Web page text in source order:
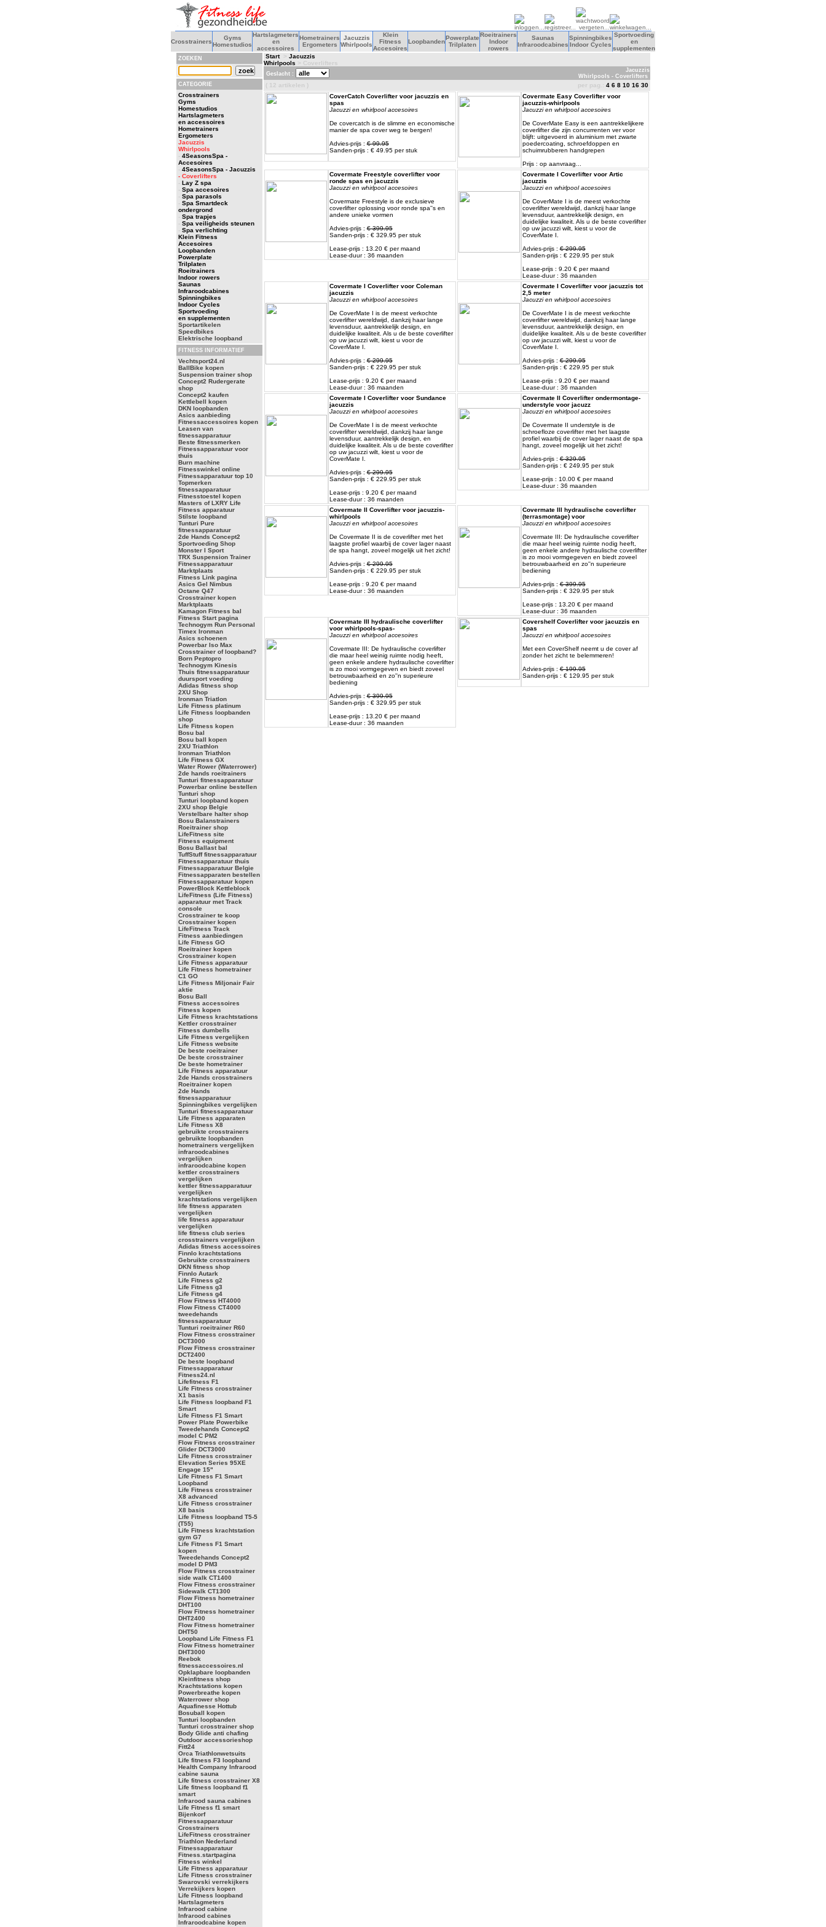
Crosstrainers
Gyms
Homestudios
Hartslagmeters
en
accessoires
Hometrainers
Ergometers
Jacuzzis
Whirlpools
Klein
Fitness
Accesoires
Loopbanden
Powerplate
Trilplaten
Roeitrainers
Indoor
rowers
Saunas
Infraroodcabines
Spinningbikes
Indoor Cycles
Sportvoeding
en
supplementen
ZOEKEN
CATEGORIE
Crosstrainers
Gyms
Homestudios
Hartslagmeters
en accessoires
Hometrainers
Ergometers
Jacuzzis
Whirlpools
- 4SeasonsSpa -
Accesoires
- 4SeasonsSpa - Jacuzzis
- Coverlifters
- Lay Z spa
- Spa accesoires
- Spa parasols
- Spa Smartdeck
ondergrond
- Spa trapjes
- Spa veiligheids steunen
- Spa verlichting
Klein Fitness
Accesoires
Loopbanden
Powerplate
Trilplaten
Roeitrainers
Indoor rowers
Saunas
Infraroodcabines
Spinningbikes
Indoor Cycles
Sportvoeding
en supplementen
Sportartikelen
Speedbikes
Elektrische loopband
FITNESS INFORMATIEF
Vechtsport24.nl
BallBike kopen
Suspension trainer shop
Concept2 Rudergerate
shop
Concept2 kaufen
Kettlebell kopen
DKN loopbanden
Asics aanbieding
Fitnessaccessoires kopen
Leasen van
fitnessapparatuur
Beste fitnessmerken
Fitnessapparatuur voor
thuis
Burn machine
Fitnesswinkel online
Fitnessapparatuur top 10
Topmerken
fitnessapparatuur
Fitnesstoestel kopen
Masters of LXRY Life
Fitness apparatuur
Stilste loopband
Tunturi Pure
fitnessapparatuur
2de Hands Concept2
Sportvoeding Shop
Monster I Sport
TRX Suspension Trainer
Fitnessapparatuur
Marktplaats
Fitness Link pagina
Asics Gel Nimbus
Octane Q47
Crosstrainer kopen
Marktplaats
Kamagon Fitness bal
Fitness Start pagina
Technogym Run Personal
Timex Ironman
Asics schoenen
Powerbar Iso Max
Crosstrainer of loopband?
Born Peptopro
Technogym Kinesis
Thuis fitnessapparatuur
duursport voeding
Adidas fitness shop
2XU Shop
Ironman Triatlon
Life Fitness platinum
Life Fitness loopbanden
shop
Life Fitness kopen
Bosu bal
Bosu ball kopen
2XU Triathlon
Ironman Triathlon
Life Fitness GX
Water Rower (Waterrower)
2de hands roeitrainers
Tunturi fitnessapparatuur
Powerbar online bestellen
Tunturi shop
Tunturi loopband kopen
2XU shop Belgie
Verstelbare halter shop
Bosu Balanstrainers
Roeitrainer shop
LifeFitness site
Fitness equipment
Bosu Ballast bal
TuffStuff fitnessapparatuur
Fitnessapparatuur thuis
Fitnessapparatuur Belgie
Fitnessapparaten bestellen
Fitnessapparatuur kopen
PowerBlock Kettleblock
LifeFitness (Life Fitness)
apparatuur met Track
console
Crosstrainer te koop
Crosstrainer kopen
LifeFitness Track
Fitness aanbiedingen
Life Fitness GO
Roeitrainer kopen
Crosstrainer kopen
Life Fitness apparatuur
Life Fitness hometrainer
C1 GO
Life Fitness Miljonair Fair
aktie
Bosu Ball
Fitness accessoires
Fitness kopen
Life Fitness krachtstations
Kettler crosstrainer
Fitness dumbells
Life Fitness vergelijken
Life Fitness website
De beste roeitrainer
De beste crosstrainer
De beste hometrainer
Life Fitness apparatuur
2de Hands crosstrainers
Roeitrainer kopen
2de Hands
fitnessapparatuur
Spinningbikes vergelijken
Tunturi fitnessapparatuur
Life Fitness apparaten
Life Fitness X8
gebruikte crosstrainers
gebruikte loopbanden
hometrainers vergelijken
infraroodcabines
vergelijken
infraroodcabine kopen
kettler crosstrainers
vergelijken
kettler fitnessapparatuur
vergelijken
krachtstations vergelijken
life fitness apparaten
vergelijken
life fitness apparatuur
vergelijken
life fitness club series
crosstrainers vergelijken
Adidas fitness accessoires
Finnlo krachtstations
Gebruikte crosstrainers
DKN fitness shop
Finnlo Autark
Life Fitness g2
Life Fitness g3
Life Fitness g4
Flow Fitness HT4000
Flow Fitness CT4000
tweedehands
fitnessapparatuur
Tunturi roeitrainer R60
Flow Fitness crosstrainer
DCT3000
Flow Fitness crosstrainer
DCT2400
De beste loopband
Fitnessapparatuur
Fitness24.nl
Lifefitness F1
Life Fitness crosstrainer
X1 basis
Life Fitness loopband F1
Smart
Life Fitness F1 Smart
Power Plate Powerbike
Tweedehands Concept2
model C PM2
Flow Fitness crosstrainer
Glider DCT3000
Life Fitness crosstrainer
Elevation Series 95XE
Engage 15"
Life Fitness F1 Smart
Loopband
Life Fitness crosstrainer
X8 advanced
Life Fitness crosstrainer
X8 basis
Life Fitness loopband T5-5
(T55)
Life Fitness krachtstation
gym G7
Life Fitness F1 Smart
kopen
Tweedehands Concept2
model D PM3
Flow Fitness crosstrainer
side walk CT1400
Flow Fitness crosstrainer
Sidewalk CT1300
Flow Fitness hometrainer
DHT100
Flow Fitness hometrainer
DHT2400
Flow Fitness hometrainer
DHT50
Loopband Life Fitness F1
Flow Fitness hometrainer
DHT3000
Reebok
fitnessaccessoires.nl
Opklapbare loopbanden
Kleinfitness shop
Krachtstations kopen
Powerbreathe kopen
Waterrower shop
Aquafinesse Hottub
Bosuball kopen
Tunturi loopbanden
Tunturi crosstrainer shop
Body Glide anti chafing
Outdoor accessorieshop
Fitt24
Orca Triathlonwetsuits
Life fitness F3 loopband
Health Company Infrarood
cabine sauna
Life fitness crosstrainer X8
Life fitness loopband f1
smart
Infrarood sauna cabines
Life Fitness f1 smart
Bijenkorf
Fitnessapparatuur
Crosstrainers
LifeFitness crosstrainer
Triathlon Nederland
Fitnessapparatuur
Fitness.startpagina
Fitness winkel
Life Fitness apparatuur
Life Fitness crosstrainer
Swarovski verrekijkers
Verrekijkers kopen
Life Fitness loopband
Hartslagmeters
Infrarood cabine
Infrarood cabines
Infraroodcabine kopen
Start> Jacuzzis
Whirlpools > Coverlifters
Geslacht :
Jacuzzis
Whirlpools - Coverlifters
( 12 artikelen ) per pag.: 4 6 8 10 16 30
CoverCatch Coverlifter voor jacuzzis en
spas
Jacuzzi en whirlpool accesoires
De covercatch is de slimme en economische
manier de spa cover weg te bergen!
Advies-prijs :€ 99.95
Sanden-prijs : € 49.95 per stuk
Covermate Easy Coverlifter voor
jacuzzis-whirlpools
Jacuzzi en whirlpool accesoires
De CoverMate Easy is een aantrekkelijkere
coverlifter die zijn concurrenten ver voor
blijft: uitgevoerd in aluminium met zwarte
poedercoating, schroefdoppen en
schuimrubberen handgrepen
Prijs : op aanvraag...
Covermate Freestyle coverlifter voor
ronde spas en jacuzzis
Jacuzzi en whirlpool accesoires
Covermate Freestyle is de exclusieve
coverlifter oplossing voor ronde spa''s en
andere unieke vormen
Advies-prijs :€ 399.95
Sanden-prijs : € 329.95 per stuk
Lease-prijs : 13.20 € per maand
Lease-duur : 36 maanden
Covermate I Coverlifter voor Artic
jacuzzis
Jacuzzi en whirlpool accesoires
De CoverMate I is de meest verkochte
coverlifter wereldwijd, dankzij haar lange
levensduur, aantrekkelijk design, en
duidelijke kwaliteit. Als u de beste coverlifter
op uw jacuzzi wilt, kiest u voor de
CoverMate I.
Advies-prijs :€ 299.95
Sanden-prijs : € 229.95 per stuk
Lease-prijs : 9.20 € per maand
Lease-duur : 36 maanden
Covermate I Coverlifter voor Coleman
jacuzzis
Jacuzzi en whirlpool accesoires
De CoverMate I is de meest verkochte
coverlifter wereldwijd, dankzij haar lange
levensduur, aantrekkelijk design, en
duidelijke kwaliteit. Als u de beste coverlifter
op uw jacuzzi wilt, kiest u voor de
CoverMate I.
Advies-prijs :€ 299.95
Sanden-prijs : € 229.95 per stuk
Lease-prijs : 9.20 € per maand
Lease-duur : 36 maanden
Covermate I Coverlifter voor jacuzzis tot
2,5 meter
Jacuzzi en whirlpool accesoires
De CoverMate I is de meest verkochte
coverlifter wereldwijd, dankzij haar lange
levensduur, aantrekkelijk design, en
duidelijke kwaliteit. Als u de beste coverlifter
op uw jacuzzi wilt, kiest u voor de
CoverMate I.
Advies-prijs :€ 299.95
Sanden-prijs : € 229.95 per stuk
Lease-prijs : 9.20 € per maand
Lease-duur : 36 maanden
Covermate I Coverlifter voor Sundance
jacuzzis
Jacuzzi en whirlpool accesoires
De CoverMate I is de meest verkochte
coverlifter wereldwijd, dankzij haar lange
levensduur, aantrekkelijk design, en
duidelijke kwaliteit. Als u de beste coverlifter
op uw jacuzzi wilt, kiest u voor de
CoverMate I.
Advies-prijs :€ 299.95
Sanden-prijs : € 229.95 per stuk
Lease-prijs : 9.20 € per maand
Lease-duur : 36 maanden
Covermate II Coverlifter ondermontage-
understyle voor jacuzz
Jacuzzi en whirlpool accesoires
De Covermate II understyle is de
schroefloze coverlifter met het laagste
profiel waarbij de cover lager naast de spa
hangt, zoveel mogelijk uit het zicht!
Advies-prijs :€ 329.95
Sanden-prijs : € 249.95 per stuk
Lease-prijs : 10.00 € per maand
Lease-duur : 36 maanden
Covermate II Coverlifter voor jacuzzis-
whirlpools
Jacuzzi en whirlpool accesoires
De Covermate II is de coverlifter met het
laagste profiel waarbij de cover lager naast
de spa hangt, zoveel mogelijk uit het zicht!
Advies-prijs :€ 299.95
Sanden-prijs : € 229.95 per stuk
Lease-prijs : 9.20 € per maand
Lease-duur : 36 maanden
Covermate III hydraulische coverlifter
(terrasmontage) voor
Jacuzzi en whirlpool accesoires
Covermate III: De hydraulische coverlifter
die maar heel weinig ruimte nodig heeft,
geen enkele andere hydraulische coverlifter
is zo mooi vormgegeven en biedt zoveel
betrouwbaarheid en zo''n superieure
bediening
Advies-prijs :€ 399.95
Sanden-prijs : € 329.95 per stuk
Lease-prijs : 13.20 € per maand
Lease-duur : 36 maanden
Covermate III hydraulische coverlifter
voor whirlpools-spas-
Jacuzzi en whirlpool accesoires
Covermate III: De hydraulische coverlifter
die maar heel weinig ruimte nodig heeft,
geen enkele andere hydraulische coverlifter
is zo mooi vormgegeven en biedt zoveel
betrouwbaarheid en zo''n superieure
bediening
Advies-prijs :€ 399.95
Sanden-prijs : € 329.95 per stuk
Lease-prijs : 13.20 € per maand
Lease-duur : 36 maanden
Covershelf Coverlifter voor jacuzzis en
spas
Jacuzzi en whirlpool accesoires
Met een CoverShelf neemt u de cover af
zonder het zicht te belemmeren!
Advies-prijs :€ 199.95
Sanden-prijs : € 129.95 per stuk